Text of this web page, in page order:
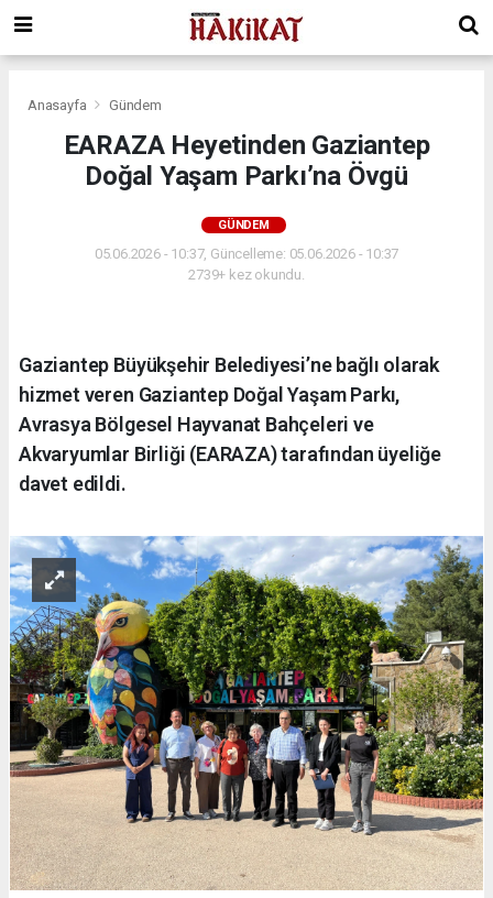
Anasayfa Gündem
EARAZA Heyetinden Gaziantep
Doğal Yaşam Parkı’na Övgü
GÜNDEM
05.06.2026 - 10:37, Güncelleme: 05.06.2026 - 10:37
2739+ kez okundu.
Gaziantep Büyükşehir Belediyesi’ne bağlı olarak
hizmet veren Gaziantep Doğal Yaşam Parkı,
Avrasya Bölgesel Hayvanat Bahçeleri ve
Akvaryumlar Birliği (EARAZA) tarafından üyeliğe
davet edildi.